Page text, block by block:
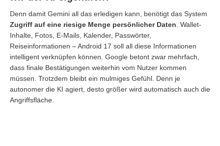
Denn damit Gemini all das erledigen kann, benötigt das System
Zugriff auf eine riesige Menge persönlicher Daten . Wallet-
Inhalte, Fotos, E-Mails, Kalender, Passwörter,
Reiseinformationen – Android 17 soll all diese Informationen
intelligent verknüpfen können. Google betont zwar mehrfach,
dass finale Bestätigungen weiterhin vom Nutzer kommen
müssen. Trotzdem bleibt ein mulmiges Gefühl. Denn je
autonomer die KI agiert, desto größer wird automatisch auch die
Angriffsfläche.